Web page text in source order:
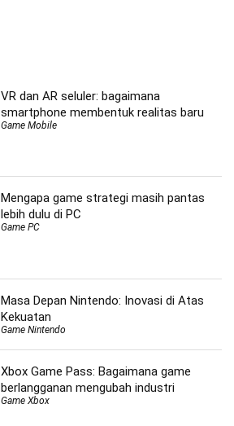
VR dan AR seluler: bagaimana
smartphone membentuk realitas baru
Game Mobile
Mengapa game strategi masih pantas
lebih dulu di PC
Game PC
Masa Depan Nintendo: Inovasi di Atas
Kekuatan
Game Nintendo
Xbox Game Pass: Bagaimana game
berlangganan mengubah industri
Game Xbox